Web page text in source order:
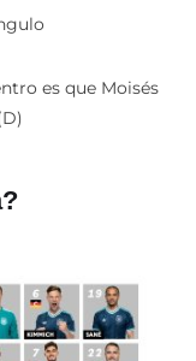
es que Moisés